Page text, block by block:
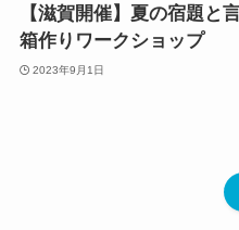
【滋賀開催】夏の宿題
箱作りワークショップ
2023年9月1日